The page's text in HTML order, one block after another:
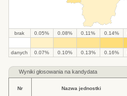
brak 0.05% 0.08% 0.11% 0.14%
danych 0.07% 0.10% 0.13% 0.16%
Wyniki głosowania na kandydata
Nr Nazwa jednostki